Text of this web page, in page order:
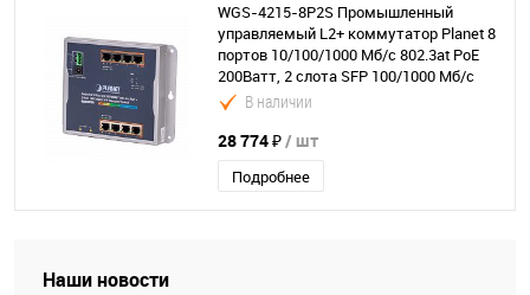
WGS-4215-8P2S Промышленный
управляемый L2+ коммутатор Planet 8
портов 10/100/1000 Мб/с 802.3at PoE
200Ватт, 2 слота SFP 100/1000 Мб/с
В наличии
28 774 ₽/ шт
Подробнее
Наши новости